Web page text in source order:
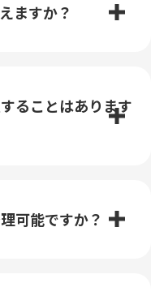
ますか？
ることはあります
可能ですか？